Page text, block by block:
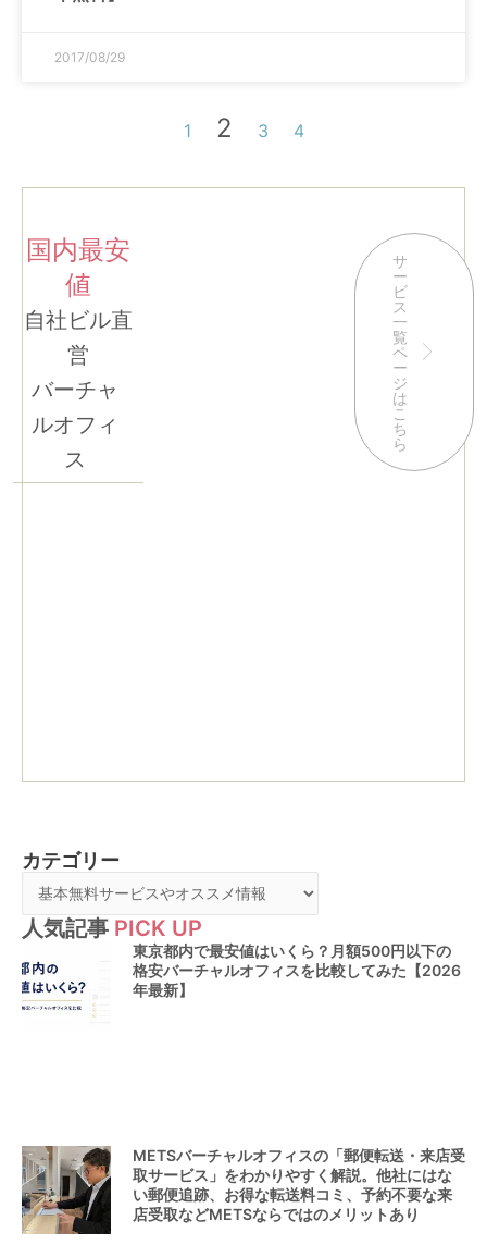
2017/08/29
1 2 3 4
国内最安
値
自社ビル直
営
バーチャ
ルオフィ
ス
サ
ー
ビ
ス
一
覧
ペ
ー
ジ
は
こ
ち
ら
カテゴリー
カ
リ
人気記事 PICK UP
東京都内で最安値はいくら？月額500円以下の
格安バーチャルオフィスを比較してみた【2026
年最新】
METSバーチャルオフィスの「郵便転送・来店受
取サービス」をわかりやすく解説。他社にはな
い郵便追跡、お得な転送料コミ、予約不要な来
店受取などMETSならではのメリットあり